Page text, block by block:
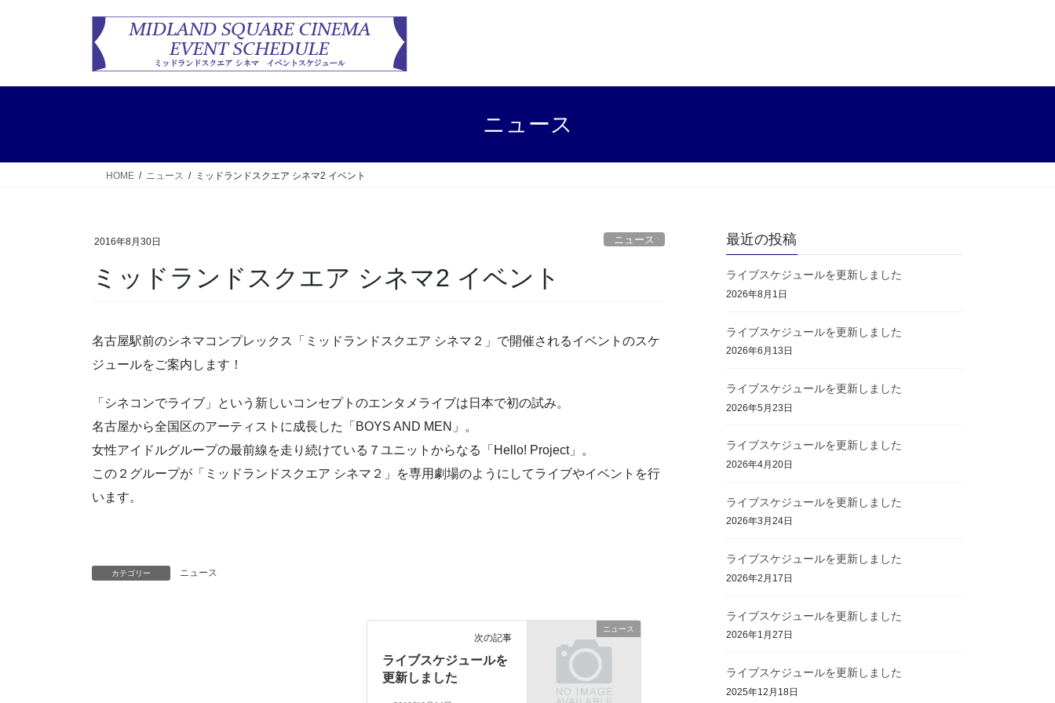
ツ
シ
ニュース
HOME ニュース ミッドランドスクエア シネマ2 イベント
2016年8月30日 ニュース
ミッドランドスクエア シネマ2 イベント
名古屋駅前のシネマコンプレックス「ミッドランドスクエア シネマ２」で開催されるイベントのスケ
ジュールをご案内します！
「シネコンでライブ」という新しいコンセプトのエンタメライブは日本で初の試み。
名古屋から全国区のアーティストに成長した「BOYS AND MEN」。
女性アイドルグループの最前線を走り続けている７ユニットからなる「Hello! Project」。
この２グループが「ミッドランドスクエア シネマ２」を専用劇場のようにしてライブやイベントを行
います。
カテゴリー ニュース
ニュース
次の記事
ライブスケジュールを
更新しました
最近の投稿
ライブスケジュールを更新しました
2026年8月1日
ライブスケジュールを更新しました
2026年6月13日
ライブスケジュールを更新しました
2026年5月23日
ライブスケジュールを更新しました
2026年4月20日
ライブスケジュールを更新しました
2026年3月24日
ライブスケジュールを更新しました
2026年2月17日
ライブスケジュールを更新しました
2026年1月27日
ライブスケジュールを更新しました
2025年12月18日